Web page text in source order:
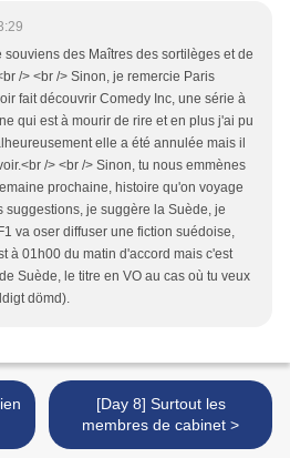
souviens des Maîtres des sortilèges et de
/> <br /> Sinon, je remercie Paris
fait découvrir Comedy Inc, une série à
qui est à mourir de rire et en plus j'ai pu
elle a été annulée mais il
/> <br /> Sinon, tu nous emmènes
prochaine, histoire qu'on voyage
suggestions, je suggère la Suède, je
va oser diffuser une fiction suédoise,
à 01h00 du matin d'accord mais c'est
Suède, le titre en VO au cas où tu veux
dömd).
[Day 8] Surtout les
membres de cabinet >